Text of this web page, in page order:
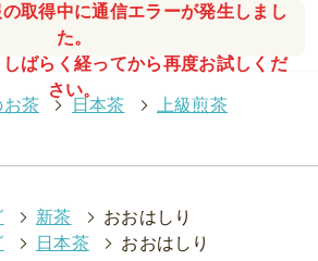
取得中に通信エラーが発生しまし
た。
ばらく経ってから再度お試しくだ
さい。
お茶 > 日本茶 >
上級煎茶
> 新茶 > おおはしり
> 日本茶 > おおはしり